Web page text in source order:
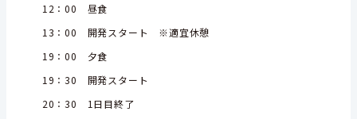
12：00 昼食
13：00 開発スタート ※適宜休憩
19：00 夕食
19：30 開発スタート
20：30 1日目終了